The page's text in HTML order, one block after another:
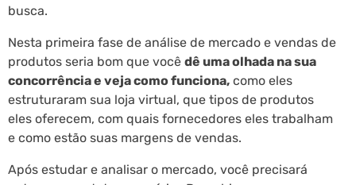
busca.
Nesta primeira fase de análise de mercado e vendas de
produtos seria bom que você dê uma olhada na sua
concorrência e veja como funciona, como eles
estruturaram sua loja virtual, que tipos de produtos
eles oferecem, com quais fornecedores eles trabalham
e como estão suas margens de vendas.
Após estudar e analisar o mercado, você precisará